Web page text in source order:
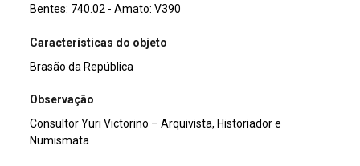
Bentes: 740.02 - Amato: V390
Características do objeto
Brasão da República
Observação
Consultor Yuri Victorino – Arquivista, Historiador e
Numismata